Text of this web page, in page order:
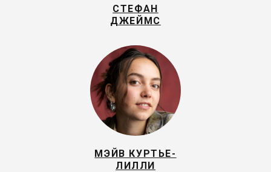
СТЕФАН
ДЖЕЙМС
МЭЙВ КУРТЬЕ-
ЛИЛЛИ